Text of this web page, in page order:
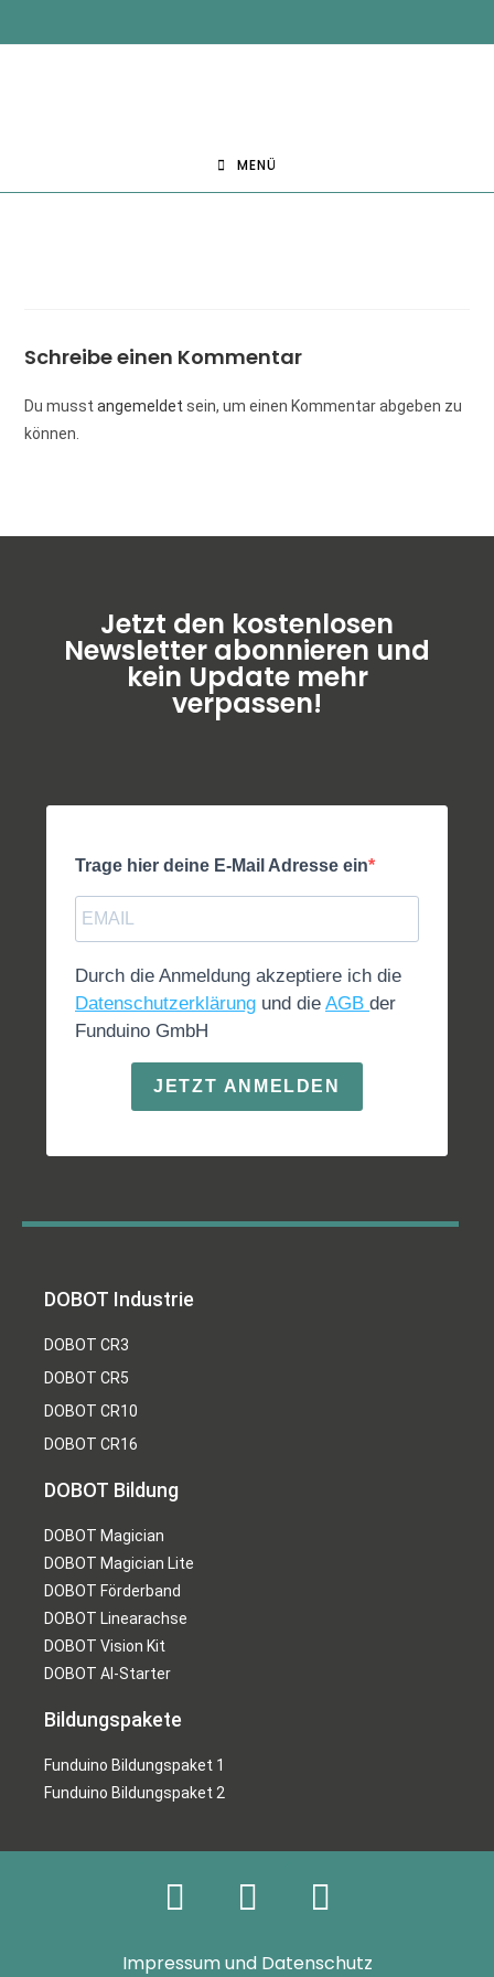
MENÜ
Schreibe einen Kommentar
Du musstangemeldet sein, um einen Kommentar abgeben zu
können.
Jetzt den kostenlosen
Newsletter abonnieren und
kein Update mehr
verpassen!
Trage hier deine E-Mail Adresse ein
Durch die Anmeldung akzeptiere ich die
Datenschutzerklärung und die AGB der
Funduino GmbH
JETZT ANMELDEN
DOBOT Industrie
DOBOT CR3
DOBOT CR5
DOBOT CR10
DOBOT CR16
DOBOT Bildung
DOBOT Magician
DOBOT Magician Lite
DOBOT Förderband
DOBOT Linearachse
DOBOT Vision Kit
DOBOT AI-Starter
Bildungspakete
Funduino Bildungspaket 1
Funduino Bildungspaket 2
Impressum und Datenschutz